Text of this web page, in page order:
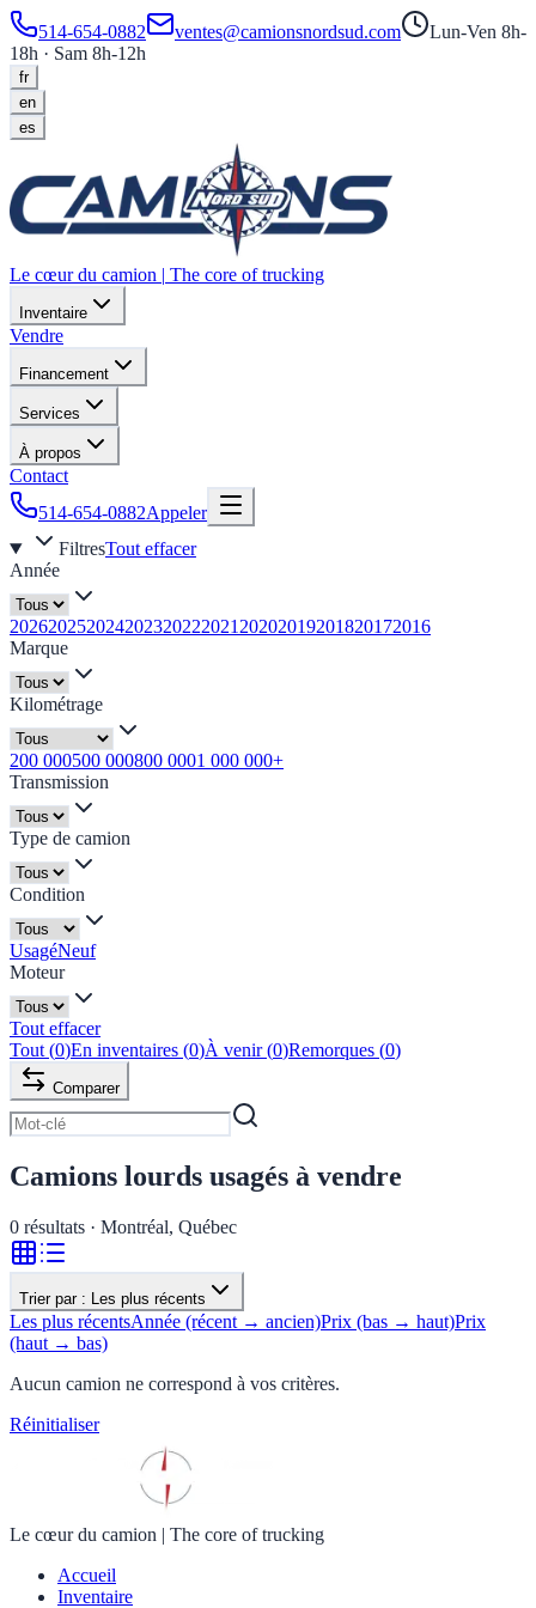
514-654-0882 ventes@camionsnordsud.com
Lun-Ven 8h-
18h · Sam 8h-12h
fr
en
es
Le cœur du camion | The core of trucking
Inventaire
Vendre
Financement
Services
À propos
Contact
514-654-0882Appeler
FiltresTout effacer
Année
202620252024202320222021 20202019201820172016
Marque
Kilométrage
200 000500 000800 0001 000 000+
Transmission
Type de camion
Condition
UsagéNeuf
Moteur
Tout effacer
Tout (0)En inventaires (0)À venir (0)Remorques (0)
Comparer
Camions lourds usagés à vendre
0 résultats · Montréal, Québec
Trier par : Les plus récents
Les plus récentsAnnée (récent → ancien)Prix (bas → haut)Prix
(haut → bas)
Aucun camion ne correspond à vos critères.
Réinitialiser
Le cœur du camion | The core of trucking
Accueil
Inventaire